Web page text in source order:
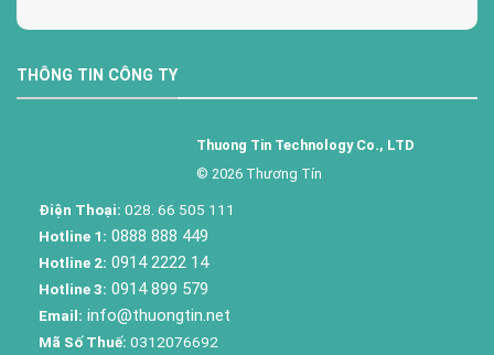
THÔNG TIN CÔNG TY
Thuong Tin Technology Co., LTD
© 2026 Thương Tín
Điện Thoại: 028. 66 505 111
Hotline 1: 0888 888 449
Hotline 2: 0914 2222 14
Hotline 3: 0914 899 579
Email: info@thuongtin.net
Mã Số Thuế: 0312076692